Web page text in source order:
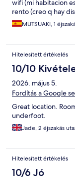
wifi (mi habitacion
rento (creo q hay
MUTSUAKI, 1
Hitelesített értékelés
10/10
2026. május 5.
Fordítás a Google
Great location.
underfoot.
Jade, 2 éjszakás
Hitelesített értékelés
10/6 Jó